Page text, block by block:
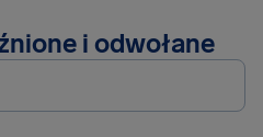
i odwołane